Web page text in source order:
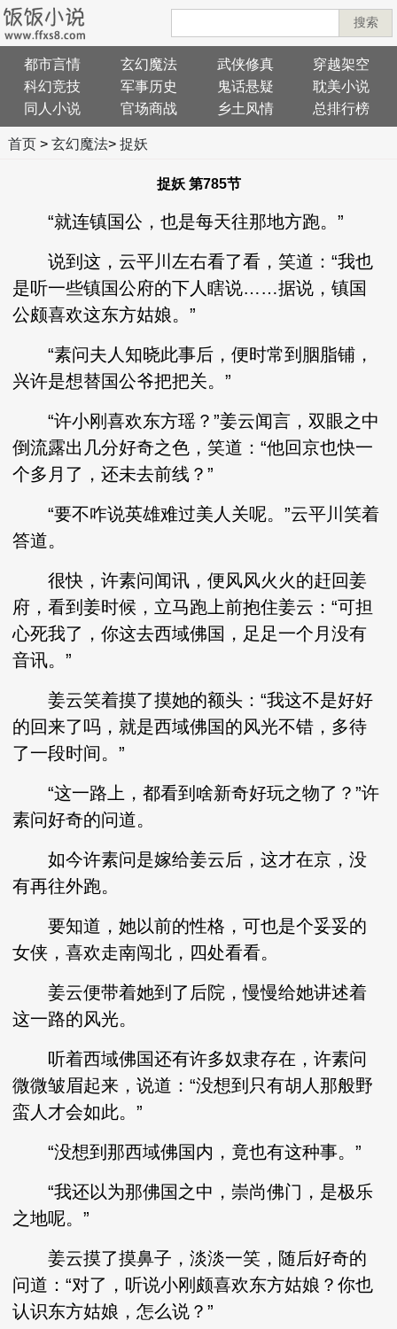
搜索
都市言情 玄幻魔法 武侠修真
穿越架空
科幻竞技
军事历史 鬼话悬疑
耽美小说
同人小说
官场商战 乡土风情 总排行榜
首页> 玄幻魔法> 捉妖
捉妖 第785节
“就连镇国公，也是每天往那地方跑。”
说到这，云平川左右看了看，笑道：“我也
是听一些镇国公府的下人瞎说……据说，镇国
公颇喜欢这东方姑娘。”
“素问夫人知晓此事后，便时常到胭脂铺，
兴许是想替国公爷把把关。”
“许小刚喜欢东方瑶？”姜云闻言，双眼之中
倒流露出几分好奇之色，笑道：“他回京也快一
个多月了，还未去前线？”
“要不咋说英雄难过美人关呢。”云平川笑着
答道。
很快，许素问闻讯，便风风火火的赶回姜
府，看到姜时候，立马跑上前抱住姜云：“可担
心死我了，你这去西域佛国，足足一个月没有
音讯。”
姜云笑着摸了摸她的额头：“我这不是好好
的回来了吗，就是西域佛国的风光不错，多待
了一段时间。”
“这一路上，都看到啥新奇好玩之物了？”许
素问好奇的问道。
如今许素问是嫁给姜云后，这才在京，没
有再往外跑。
要知道，她以前的性格，可也是个妥妥的
女侠，喜欢走南闯北，四处看看。
姜云便带着她到了后院，慢慢给她讲述着
这一路的风光。
听着西域佛国还有许多奴隶存在，许素问
微微皱眉起来，说道：“没想到只有胡人那般野
蛮人才会如此。”
“没想到那西域佛国内，竟也有这种事。”
“我还以为那佛国之中，崇尚佛门，是极乐
之地呢。”
姜云摸了摸鼻子，淡淡一笑，随后好奇的
问道：“对了，听说小刚颇喜欢东方姑娘？你也
认识东方姑娘，怎么说？”